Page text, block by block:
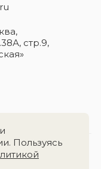
стр.9,
Пользуясь